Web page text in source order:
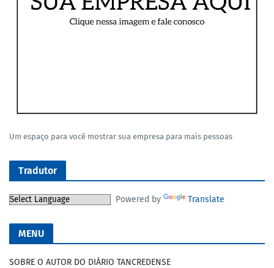
Um espaço para você mostrar sua empresa para mais pessoas
Tradutor
Powered by Translate
MENU
SOBRE O AUTOR DO DIÁRIO TANCREDENSE